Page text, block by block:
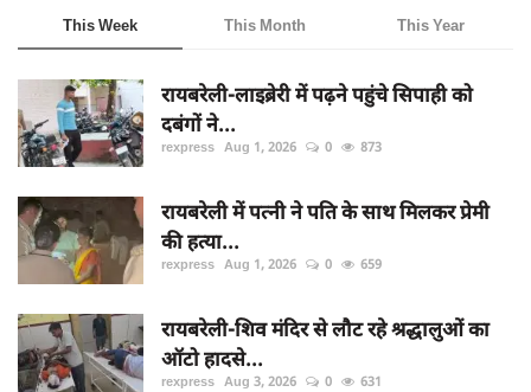
This Week This Month This Year
रायबरेली-लाइब्रेरी में पढ़ने पहुंचे सिपाही को
दबंगों ने...
rexpress Aug 1, 2026 0 873
रायबरेली में पत्नी ने पति के साथ मिलकर प्रेमी
की हत्या...
rexpress Aug 1, 2026 0 659
रायबरेली-शिव मंदिर से लौट रहे श्रद्धालुओं का
ऑटो हादसे...
rexpress Aug 3, 2026 0 631